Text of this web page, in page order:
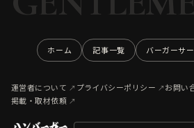
ホーム 記事一覧 バーガーサ
運営者について プライバシーポリシー お問い
掲載・取材依頼